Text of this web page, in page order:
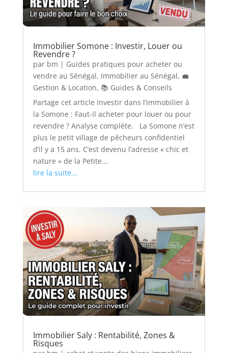
Immobilier Somone : Investir, Louer ou
Revendre ?
par bm | Guides pratiques pour acheter ou
vendre au Sénégal, Immobilier au Sénégal, 💼
Gestion & Location, 📚 Guides & Conseils
Partage cet article Investir dans l’immobilier à
la Somone : Faut-il acheter pour louer ou pour
revendre ? Analyse complète. La Somone n’est
plus le petit village de pêcheurs confidentiel
d’il y a 15 ans. C’est devenu l’adresse « chic et
nature » de la Petite...
lire la suite...
Immobilier Saly : Rentabilité, Zones &
Risques